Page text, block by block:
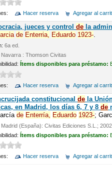
Hacer reserva Agregar al
jueces y control dela
de Enterria, Eduardo 1923-.
6a ed.
Navarra : Thomson Civitas
Ítems disponibles para préstamo:
Hacer reserva Agregar al
constitucional dela
en Madrid, los días 6, 7 y 8 de
de Enterría, Eduardo 1923-;
Madrid (España): Civitas Ediciones S.L.; 2002
Ítems disponibles para préstamo:
Hacer reserva Agregar al